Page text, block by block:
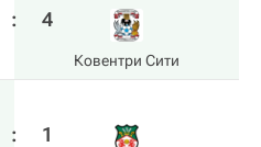
: 4
Ковентри Сити
: 1